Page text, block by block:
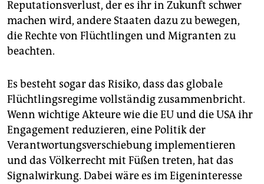
Reputationsverlust, der es ihr in Zukunft schwer
machen wird, andere Staaten dazu zu bewegen,
die Rechte von Flüchtlingen und Migranten zu
beachten.
Es besteht sogar das Risiko, dass das globale
Flüchtlingsregime vollständig zusammenbricht.
Wenn wichtige Akteure wie die EU und die USA ihr
Engagement reduzieren, eine Politik der
Verantwortungsverschiebung implementieren
und das Völkerrecht mit Füßen treten, hat das
Signalwirkung. Dabei wäre es im Eigeninteresse